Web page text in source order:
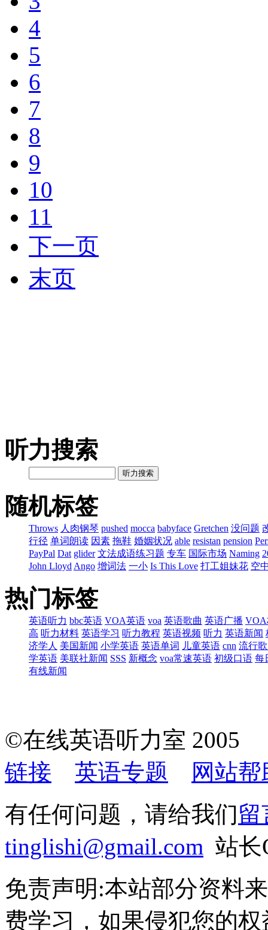
4
5
6
7
8
9
10
11
下一页
末页
听力搜索
听力搜索
随机标签
Throws 人肉钢琴 pushed mocca babyface Gretchen 没问题
行径 单词朗读 因素 拖鞋 婚姻状况 able resistan pension
PayPal Dat glider 文法成语练习题 专车 国际市场 Naming
John Lloyd Ango 增词法 一小 Is This Love 打工姐妹花 空
热门标签
英语听力 bbc英语 VOA英语 voa 英语歌曲 英语广播 VOA
高 听力材料 英语学习 听力教程 英语视频 听力 英语新闻
济学人 美国新闻 小学英语 英语单词 儿童英语 cnn 流行
学英语 美联社新闻 SSS 新概念 voa常速英语 初级口语 每
有线新闻
©在线英语听力室
链接
英语专题
网站帮
有任何问题，请给我们留
tinglishi@gmail.com 站长
免责声明:本站部分资料
费学习，如果侵犯您的